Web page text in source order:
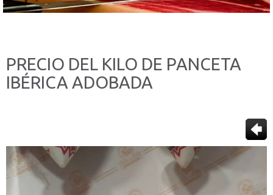
PRECIO DEL KILO DE PANCETA
IBÉRICA ADOBADA